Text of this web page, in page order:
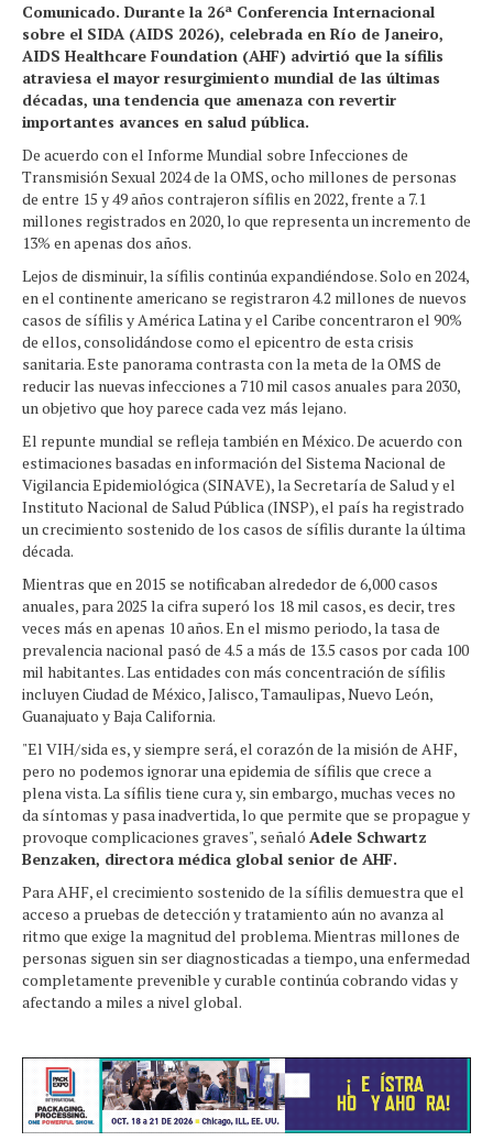
Comunicado. Durante la 26ª Conferencia Internacional
sobre el SIDA (AIDS 2026), celebrada en Río de Janeiro,
AIDS Healthcare Foundation (AHF) advirtió que la sífilis
atraviesa el mayor resurgimiento mundial de las últimas
décadas, una tendencia que amenaza con revertir
importantes avances en salud pública.
De acuerdo con el Informe Mundial sobre Infecciones de
Transmisión Sexual 2024 de la OMS, ocho millones de personas
de entre 15 y 49 años contrajeron sífilis en 2022, frente a 7.1
millones registrados en 2020, lo que representa un incremento de
13% en apenas dos años.
Lejos de disminuir, la sífilis continúa expandiéndose. Solo en 2024,
en el continente americano se registraron 4.2 millones de nuevos
casos de sífilis y América Latina y el Caribe concentraron el 90%
de ellos, consolidándose como el epicentro de esta crisis
sanitaria. Este panorama contrasta con la meta de la OMS de
reducir las nuevas infecciones a 710 mil casos anuales para 2030,
un objetivo que hoy parece cada vez más lejano.
El repunte mundial se refleja también en México. De acuerdo con
estimaciones basadas en información del Sistema Nacional de
Vigilancia Epidemiológica (SINAVE), la Secretaría de Salud y el
Instituto Nacional de Salud Pública (INSP), el país ha registrado
un crecimiento sostenido de los casos de sífilis durante la última
década.
Mientras que en 2015 se notificaban alrededor de 6,000 casos
anuales, para 2025 la cifra superó los 18 mil casos, es decir, tres
veces más en apenas 10 años. En el mismo periodo, la tasa de
prevalencia nacional pasó de 4.5 a más de 13.5 casos por cada 100
mil habitantes. Las entidades con más concentración de sífilis
incluyen Ciudad de México, Jalisco, Tamaulipas, Nuevo León,
Guanajuato y Baja California.
"El VIH/sida es, y siempre será, el corazón de la misión de AHF,
pero no podemos ignorar una epidemia de sífilis que crece a
plena vista. La sífilis tiene cura y, sin embargo, muchas veces no
da síntomas y pasa inadvertida, lo que permite que se propague y
provoque complicaciones graves", señaló Adele Schwartz
Benzaken, directora médica global senior de AHF.
Para AHF, el crecimiento sostenido de la sífilis demuestra que el
acceso a pruebas de detección y tratamiento aún no avanza al
ritmo que exige la magnitud del problema. Mientras millones de
personas siguen sin ser diagnosticadas a tiempo, una enfermedad
completamente prevenible y curable continúa cobrando vidas y
afectando a miles a nivel global.